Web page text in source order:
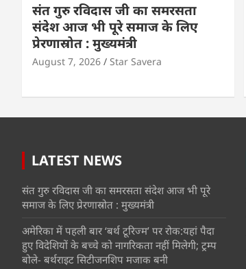
संत गुरु रविदास जी का समरसता
संदेश आज भी पूरे समाज के लिए
प्रेरणास्रोत : मुख्यमंत्री
August 7, 2026 Star Savera
LATEST NEWS
संत गुरु रविदास जी का समरसता संदेश आज भी पूरे
समाज के लिए प्रेरणास्रोत : मुख्यमंत्री
अमेरिका में पहली बार ‘बर्थ टूरिज्म’ पर रोक:यहां पैदा
हुए विदेशियों के बच्चे को नागरिकता नहीं मिलेगी; ट्रम्प
बोले- बर्थराइट सिटीजनशिप मजाक बनी